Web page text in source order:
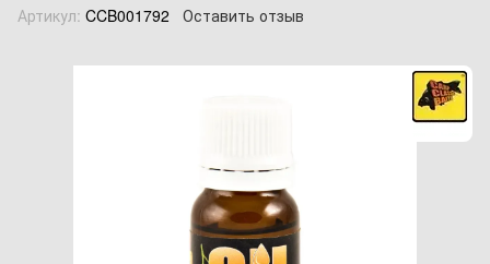
Артикул: CCB001792 Оставить отзыв